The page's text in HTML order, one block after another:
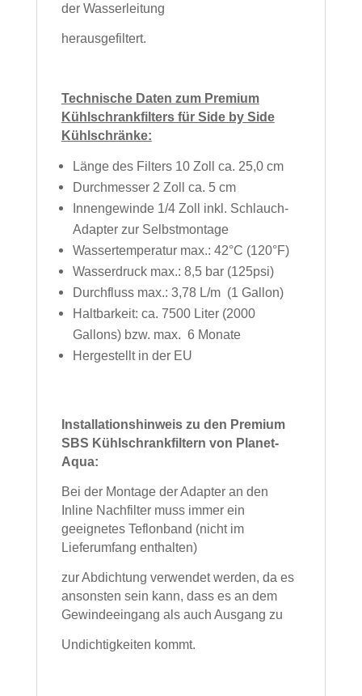
der Wasserleitung
herausgefiltert.
Technische Daten zum Premium
Kühlschrankfilters für Side by Side
Kühlschränke:
Länge des Filters 10 Zoll ca. 25,0 cm
Durchmesser 2 Zoll ca. 5 cm
Innengewinde 1/4 Zoll inkl. Schlauch-
Adapter zur Selbstmontage
Wassertemperatur max.: 42°C (120°F)
Wasserdruck max.: 8,5 bar (125psi)
Durchfluss max.: 3,78 L/m (1 Gallon)
Haltbarkeit: ca. 7500 Liter (2000
Gallons) bzw. max. 6 Monate
Hergestellt in der EU
Installationshinweis zu den Premium
SBS Kühlschrankfiltern von Planet-
Aqua:
Bei der Montage der Adapter an den
Inline Nachfilter muss immer ein
geeignetes Teflonband (nicht im
Lieferumfang enthalten)
zur Abdichtung verwendet werden, da es
ansonsten sein kann, dass es an dem
Gewindeeingang als auch Ausgang zu
Undichtigkeiten kommt.